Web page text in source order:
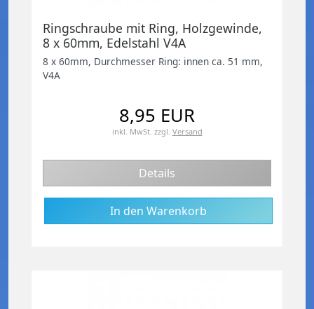
Ringschraube mit Ring, Holzgewinde,
8 x 60mm, Edelstahl V4A
8 x 60mm, Durchmesser Ring: innen ca. 51 mm,
V4A
8,95 EUR
inkl. MwSt. zzgl. Versand
Details